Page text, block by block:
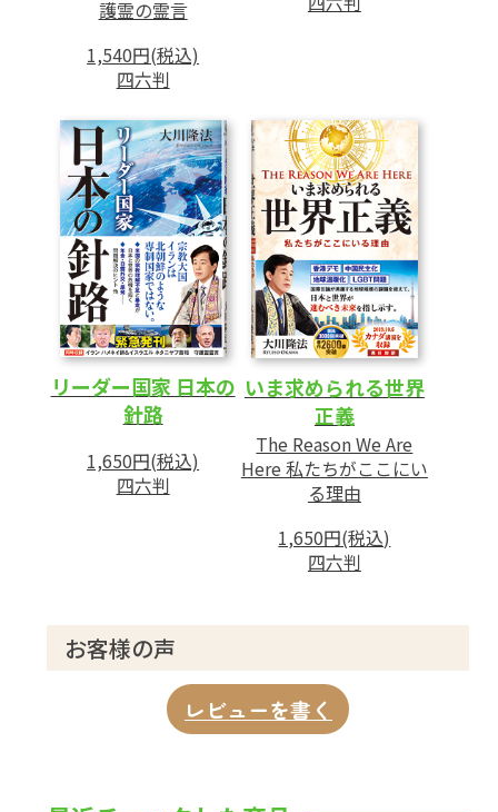
護霊の霊言
1,540円(税込)
四六判
リーダー国家 日本の
針路
1,650円(税込)
四六判
いま求められる世界
正義
The Reason We Are
Here 私たちがここにい
る理由
1,650円(税込)
四六判
お客様の声
レビューを書く